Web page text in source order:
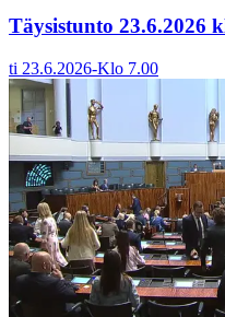
Täysistunto 23.6.2026
ti 23.6.2026-Klo 7.00